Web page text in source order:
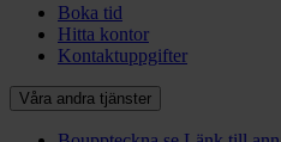
Boka tid
Hitta kontor
Kontaktuppgifter
Våra andra tjänster